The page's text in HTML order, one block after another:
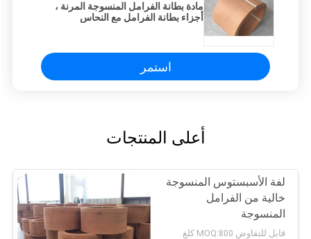
مادة بطانة الفرامل المنسوجة المرنة ،
أجزاء بطانة الفرامل مع النحاس
استمر
أعلى المنتجات
لفة الأسبستوس المنسوجة
خالية من الفرامل
المنسوجة
قابل للتفاوض MOQ:800 كلغ